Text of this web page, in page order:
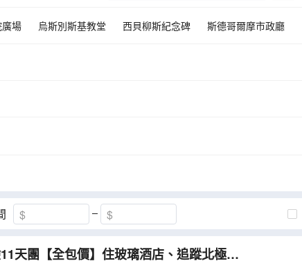
場 烏斯別斯基教堂 西貝柳斯紀念碑
斯德哥爾摩市政廳
天團【全包價】住玻璃酒店、追蹤北極光